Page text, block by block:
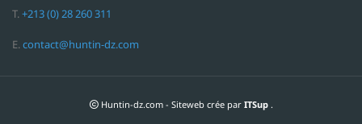
T.+213 (0) 28 260 311
E.contact@huntin-dz.com
Huntin-dz.com - Siteweb crée par ITSup.